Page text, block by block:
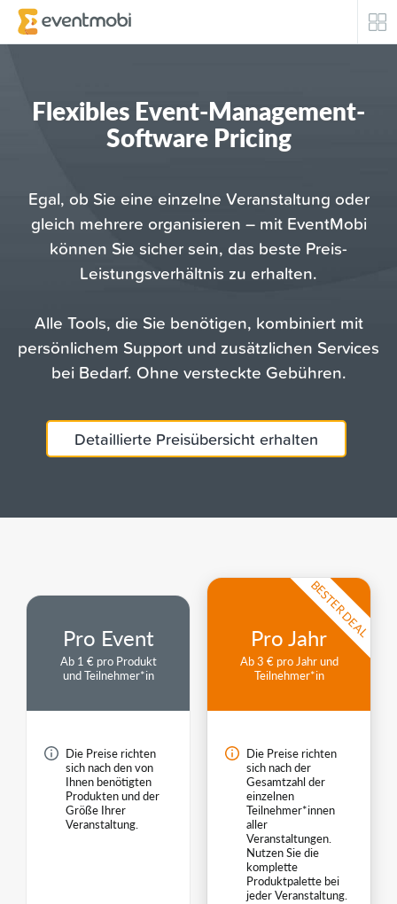
Teilnehmerengagement
Erfolgsgeschichten
Unsere Kunden
Ressourcen
Technologiebranche
Preise
DE
Demo anfordern
Flexibles Event-Management-
Software Pricing
Egal, ob Sie eine einzelne Veranstaltung oder
gleich mehrere organisieren – mit EventMobi
können Sie sicher sein, das beste Preis-
Leistungsverhältnis zu erhalten.
Alle Tools, die Sie benötigen, kombiniert mit
persönlichem Support und zusätzlichen Services
bei Bedarf. Ohne versteckte Gebühren.
Detaillierte Preisübersicht erhalten
Pro Event
Ab 1 € pro Produkt
und Teilnehmer*in
Die Preise richten
sich nach den von
Ihnen benötigten
Produkten und der
Größe Ihrer
Veranstaltung.
Pro Jahr
Ab 3 € pro Jahr und
Teilnehmer*in
Die Preise richten
sich nach der
Gesamtzahl der
einzelnen
Teilnehmer*innen
aller
Veranstaltungen.
Nutzen Sie die
komplette
Produktpalette bei
jeder Veranstaltung.
BESTER DEAL